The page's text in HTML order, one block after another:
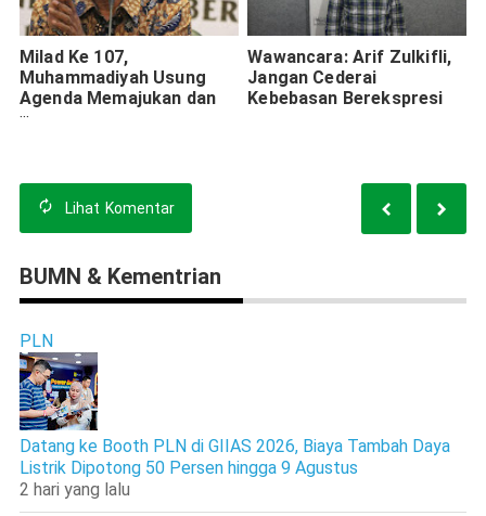
Milad Ke 107,
Muhammadiyah Usung
Agenda Memajukan dan
Mencerahkan Bangsa
Wawancara: Arif Zulkifli,
Jangan Cederai
Kebebasan Berekspresi
Lihat Komentar
BUMN & Kementrian
PLN
Datang ke Booth PLN di GIIAS 2026, Biaya Tambah Daya
Listrik Dipotong 50 Persen hingga 9 Agustus
2 hari yang lalu